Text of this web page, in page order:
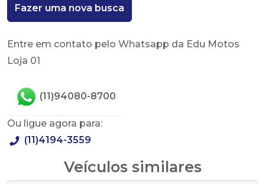
Fazer uma nova busca
Entre em contato pelo Whatsapp da Edu Motos
Loja 01
(11)94080-8700
Ou ligue agora para:
(11)4194-3559
Veículos similares